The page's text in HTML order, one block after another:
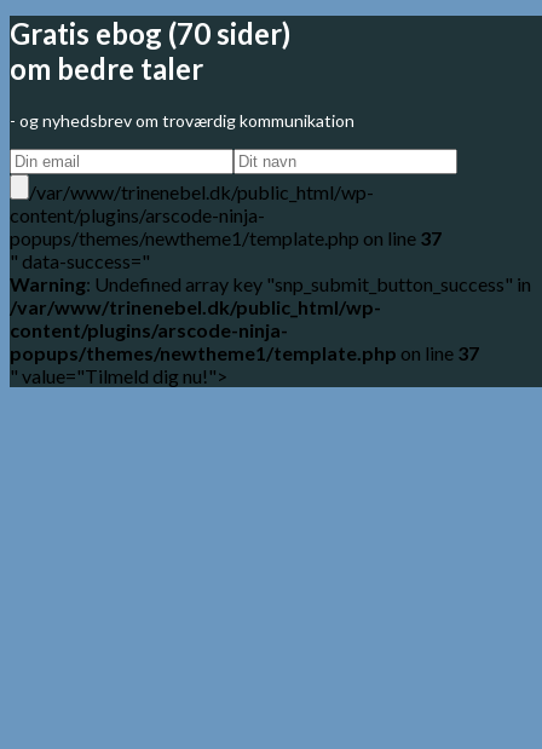
Gratis ebog (70 sider)
om bedre taler
- og nyhedsbrev om troværdig kommunikation
/var/www/trinenebel.dk/public_html/wp-
content/plugins/arscode-ninja-
popups/themes/newtheme1/template.php on line 37
" data-success="
Warning: Undefined array key "snp_submit_button_success" in
/var/www/trinenebel.dk/public_html/wp-
content/plugins/arscode-ninja-
popups/themes/newtheme1/template.php on line 37
" value="Tilmeld dig nu!">